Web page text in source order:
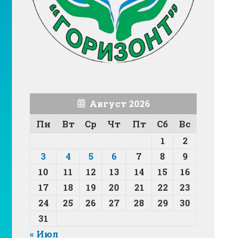
Август 2026
Пн
Вт Ср Чт Пт Сб
Вс
1
2
3
4 5 6 7 8
9
10
11 12 13 14 15
16
17
18 19 20 21 22
23
24
25 26 27 28 29
30
31
« Июл